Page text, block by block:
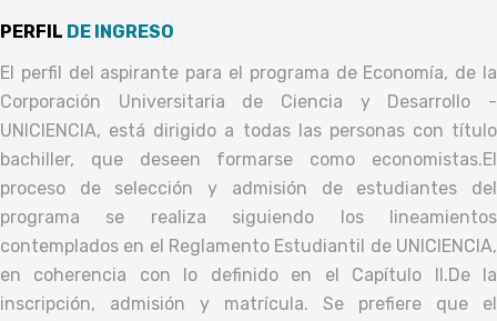
PERFIL DE INGRESO
El perfil del aspirante para el programa de Economía, de la
Corporación Universitaria de Ciencia y Desarrollo -
UNICIENCIA, está dirigido a todas las personas con título
bachiller, que deseen formarse como economistas.El
proceso de selección y admisión de estudiantes del
programa se realiza siguiendo los lineamientos
contemplados en el Reglamento Estudiantil de UNICIENCIA,
en coherencia con lo definido en el Capítulo II.De la
inscripción, admisión y matrícula. Se prefiere que el